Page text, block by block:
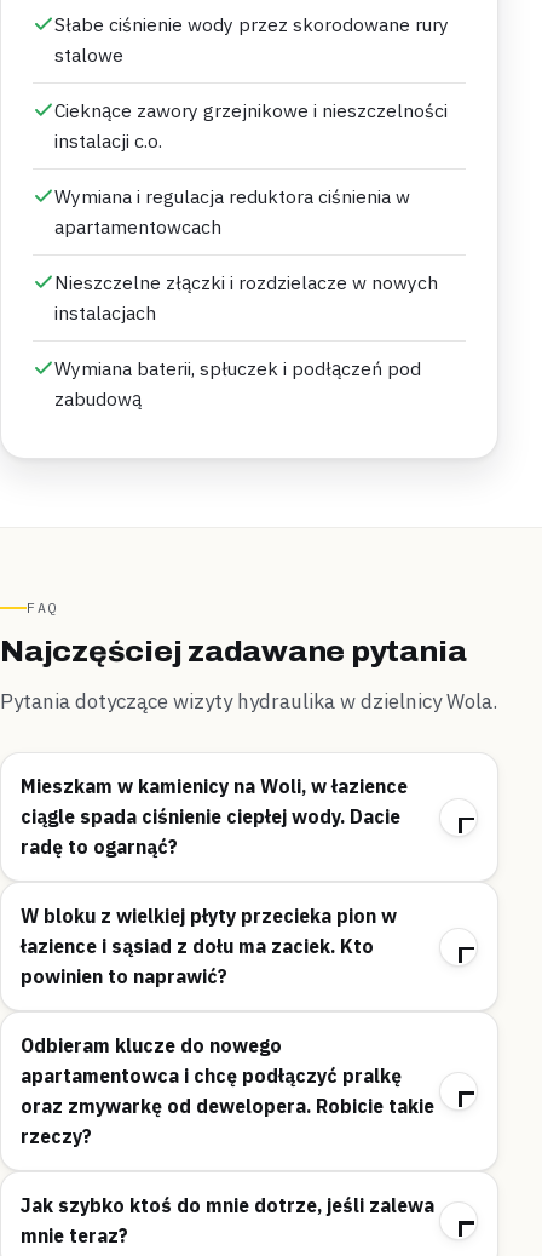
Słabe ciśnienie wody przez skorodowane rury
stalowe
Cieknące zawory grzejnikowe i nieszczelności
instalacji c.o.
Wymiana i regulacja reduktora ciśnienia w
apartamentowcach
Nieszczelne złączki i rozdzielacze w nowych
instalacjach
Wymiana baterii, spłuczek i podłączeń pod
zabudową
FAQ
Najczęściej zadawane pytania
Pytania dotyczące wizyty hydraulika w dzielnicy Wola.
Mieszkam w kamienicy na Woli, w łazience
ciągle spada ciśnienie ciepłej wody. Dacie
radę to ogarnąć?
W bloku z wielkiej płyty przecieka pion w
łazience i sąsiad z dołu ma zaciek. Kto
powinien to naprawić?
Odbieram klucze do nowego
apartamentowca i chcę podłączyć pralkę
oraz zmywarkę od dewelopera. Robicie takie
rzeczy?
Jak szybko ktoś do mnie dotrze, jeśli zalewa
mnie teraz?